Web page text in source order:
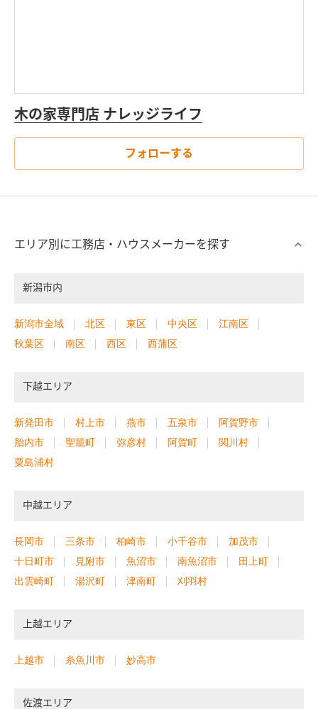
木の家専門店 ナレッジライフ
フォローする
エリア別に工務店・ハウスメーカーを探す
新潟市内
新潟市全域 北区 東区 中央区
江南区
秋葉区
南区 西区 西蒲区
下越エリア
新発田市 村上市 燕市 五泉市
阿賀野市
胎内市
聖籠町 弥彦村 阿賀町
関川村
粟島浦村
中越エリア
長岡市 三条市 柏崎市 小千谷市
加茂市
十日町市
見附市 魚沼市 南魚沼市
田上町
出雲崎町
湯沢町 津南町 刈羽村
上越エリア
上越市 糸魚川市 妙高市
佐渡エリア